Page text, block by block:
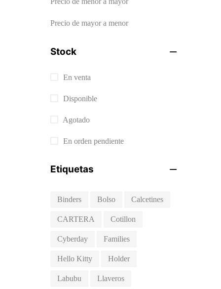
Precio de mayor a menor
Stock
En venta
Disponible
Agotado
En orden pendiente
Etiquetas
Binders Bolso Calcetines
CARTERA Cotillon
Cyberday Families
Hello Kitty Holder
Labubu Llaveros